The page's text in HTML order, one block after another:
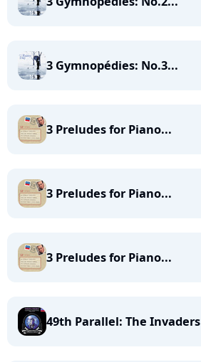
3 Gymnopédies: No.3...
3 Preludes for Piano...
3 Preludes for Piano...
3 Preludes for Piano...
49th Parallel: The Invaders